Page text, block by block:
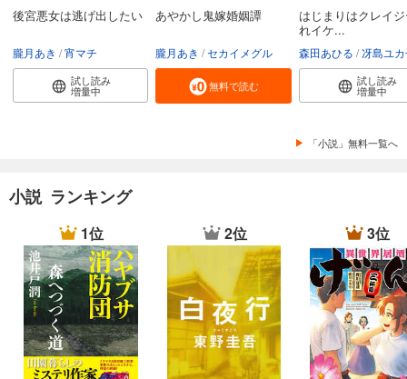
後宮悪女は逃げ出したい
朧月あき 宵マチ
試し読み
増量中
あやかし鬼嫁婚姻譚
朧月あき セカイメグル
無料で読む
はじまりはクレイ
れイケ...
森田あひる 冴島ユ
試し読み
増量中
「小説」無料一覧へ
小説 ランキング
1位 2位 3位